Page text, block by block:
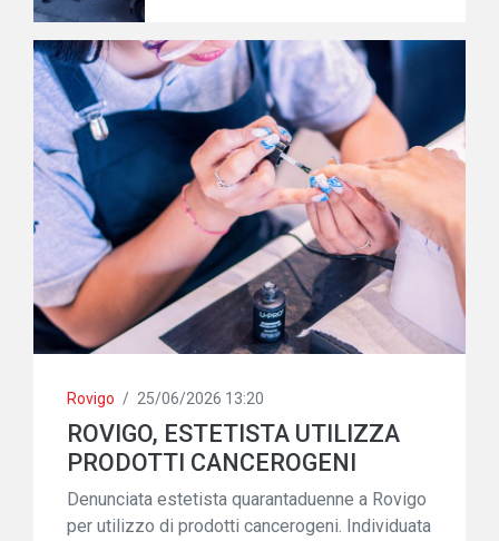
Rovigo / 25/06/2026 13:20
ROVIGO, ESTETISTA UTILIZZA
PRODOTTI CANCEROGENI
Denunciata estetista quarantaduenne a Rovigo
per utilizzo di prodotti cancerogeni. Individuata